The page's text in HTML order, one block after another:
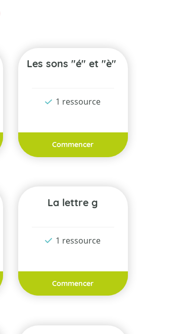
Les sons "é" et "è"
1 ressource
Commencer
La lettre g
1 ressource
Commencer